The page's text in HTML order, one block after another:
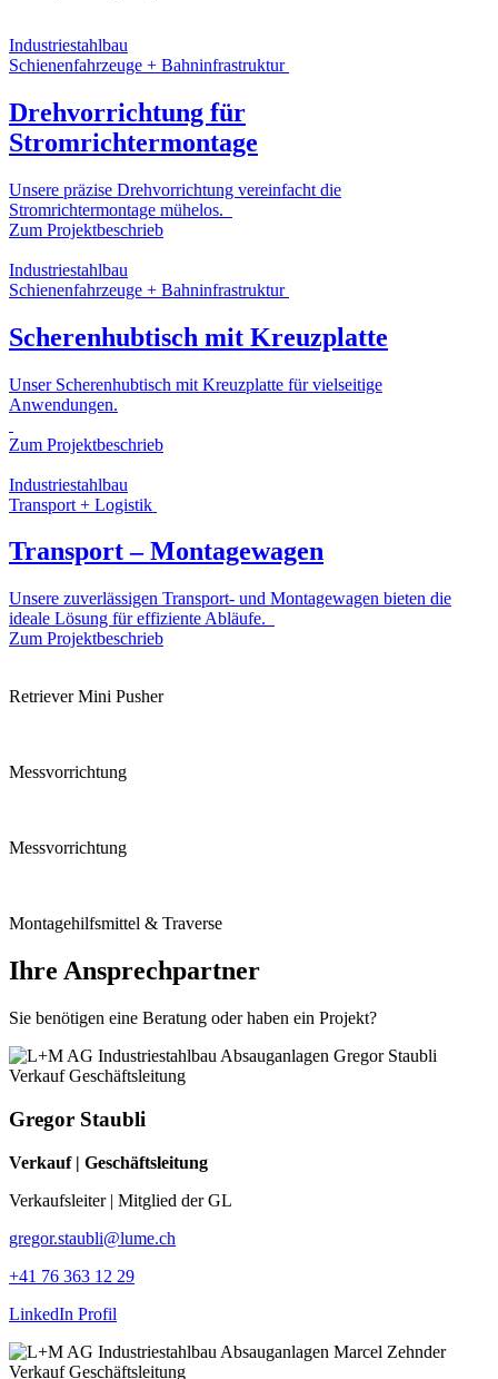
Industriestahlbau
Schienenfahrzeuge + Bahninfrastruktur
Drehvorrichtung für
Stromrichtermontage
Unsere präzise Drehvorrichtung vereinfacht die
Stromrichtermontage mühelos.
Zum Projektbeschrieb
Industriestahlbau
Schienenfahrzeuge + Bahninfrastruktur
Scherenhubtisch mit Kreuzplatte
Unser Scherenhubtisch mit Kreuzplatte für vielseitige
Anwendungen.
Zum Projektbeschrieb
Industriestahlbau
Transport + Logistik
Transport – Montagewagen
Unsere zuverlässigen Transport- und Montagewagen bieten die
ideale Lösung für effiziente Abläufe.
Zum Projektbeschrieb
Retriever Mini Pusher
Messvorrichtung
Messvorrichtung
Montagehilfsmittel & Traverse
Ihre Ansprechpartner
Sie benötigen eine Beratung oder haben ein Projekt?
Gregor Staubli
Verkauf | Geschäftsleitung
Verkaufsleiter | Mitglied der GL
gregor.staubli@lume.ch
+41 76 363 12 29
LinkedIn Profil